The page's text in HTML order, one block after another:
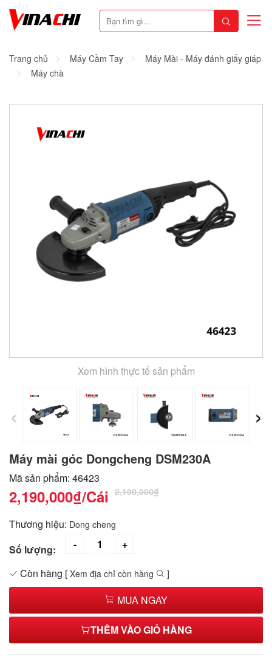
Trang chủ Máy Cầm Tay
Máy Mài - Máy đánh giấy giáp
Máy chà
Xem hình thực tế sản phẩm
‹ ›
Máy mài góc Dongcheng DSM230A
Mã sản phẩm: 46423
2,190,000₫/Cái 2,190,000₫
Thương hiệu: Dong cheng
Số lượng:
Còn hàng [ Xem địa chỉ còn hàng ]
MUA NGAY
THÊM VÀO GIỎ HÀNG